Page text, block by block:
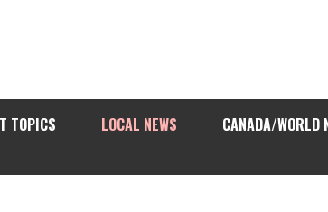
TOPICS LOCAL NEWS CANADA/WORLD